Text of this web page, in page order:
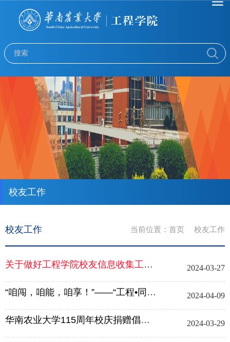
校友工作
当前位置： 首页 校友工作
校友工作
关于做好工程学院校友信息收集工作的通知 2024-03-27
“咱闯，咱能，咱享！”——“工程•同学”系列活动（第一期） 2024-04-09
华南农业大学115周年校庆捐赠倡议（附捐赠指南） 2024-03-29